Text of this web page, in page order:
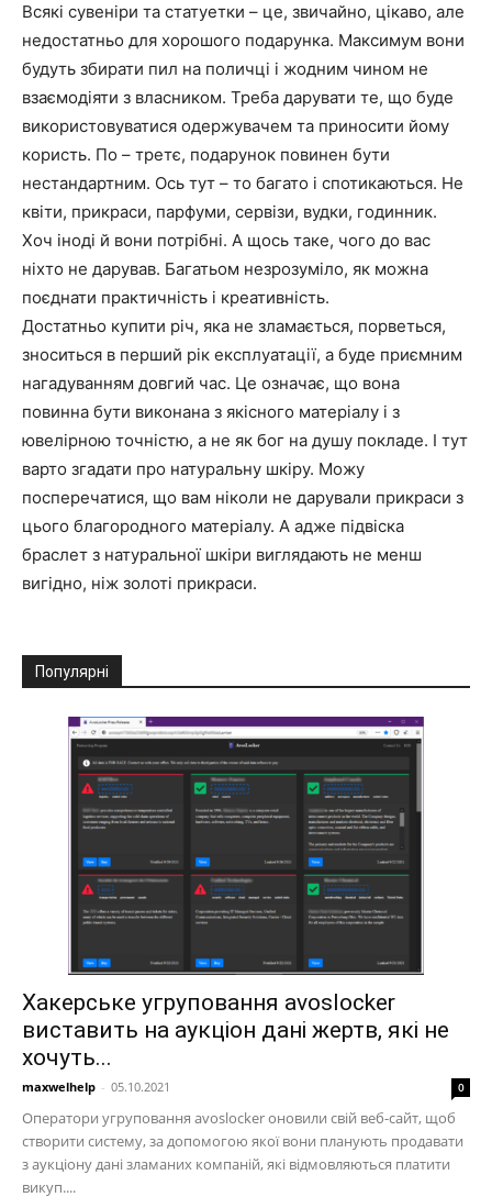
Всякі сувеніри та статуетки – це, звичайно, цікаво, але
недостатньо для хорошого подарунка. Максимум вони
будуть збирати пил на поличці і жодним чином не
взаємодіяти з власником. Треба дарувати те, що буде
використовуватися одержувачем та приносити йому
користь. По – третє, подарунок повинен бути
нестандартним. Ось тут – то багато і спотикаються. Не
квіти, прикраси, парфуми, сервізи, вудки, годинник.
Хоч іноді й вони потрібні. А щось таке, чого до вас
ніхто не дарував. Багатьом незрозуміло, як можна
поєднати практичність і креативність.
Достатньо купити річ, яка не зламається, порветься,
зноситься в перший рік експлуатації, а буде приємним
нагадуванням довгий час. Це означає, що вона
повинна бути виконана з якісного матеріалу і з
ювелірною точністю, а не як бог на душу покладе. І тут
варто згадати про натуральну шкіру. Можу
посперечатися, що вам ніколи не дарували прикраси з
цього благородного матеріалу. А адже підвіска
браслет з натуральної шкіри виглядають не менш
вигідно, ніж золоті прикраси.
Популярні
Хакерське угруповання avoslocker
виставить на аукціон дані жертв, які не
хочуть...
maxwelhelp - 05.10.2021 0
Оператори угруповання avoslocker оновили свій веб-сайт, щоб
створити систему, за допомогою якої вони планують продавати
з аукціону дані зламаних компаній, які відмовляються платити
викуп....